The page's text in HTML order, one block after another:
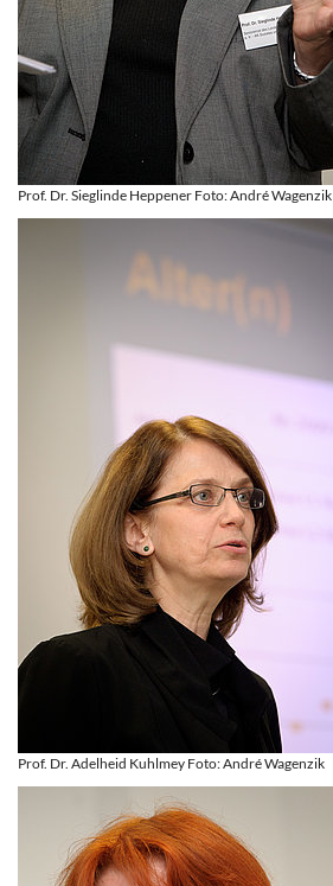
Prof. Dr. Sieglinde Heppener Foto: André Wagenzik
Prof. Dr. Adelheid Kuhlmey Foto: André Wagenzik